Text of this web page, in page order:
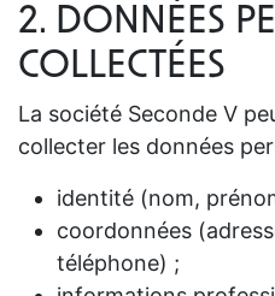
2. DONNÉES
COLLECTÉES
La société Seconde V
collecter les données
identité (nom,
coordonnées
téléphone) ;